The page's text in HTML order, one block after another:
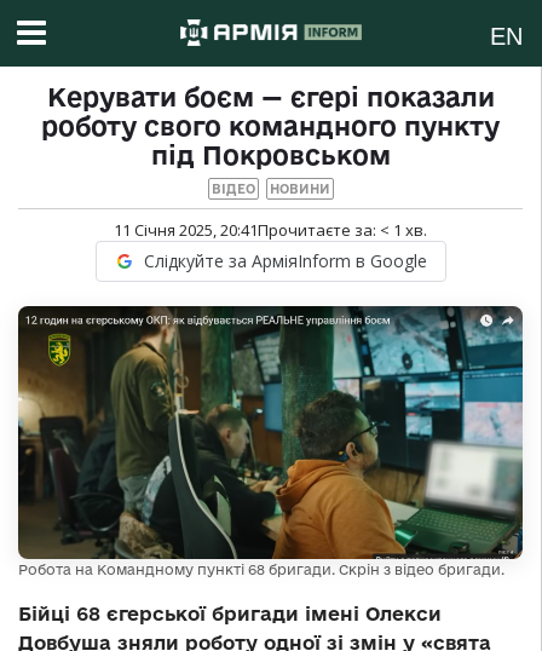
EN
Керувати боєм — єгері показали
роботу свого командного пункту
під Покровськом
ВІДЕО НОВИНИ
11 Січня 2025, 20:41Прочитаєте за: < 1 хв.
Слідкуйте за АрміяInform в Google
Робота на Командному пункті 68 бригади. Скрін з відео бригади.
Бійці 68 єгерської бригади імені Олекси
Довбуша зняли роботу одної зі змін у «свята